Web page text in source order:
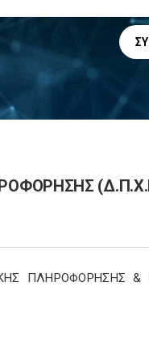
ΠΛΗΡΟΦΟΡΗΣΗΣ &